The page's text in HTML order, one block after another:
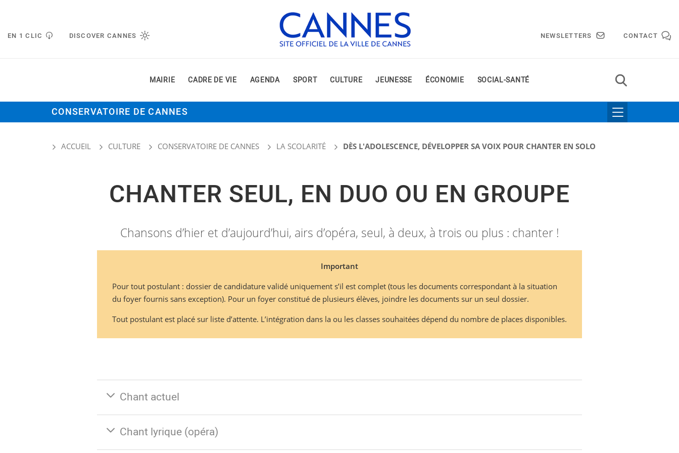
EN 1 CLIC DISCOVER CANNES NEWSLETTERS CONTACT
MAIRIE CADRE DE VIE AGENDA SPORT CULTURE JEUNESSE ÉCONOMIE SOCIAL-SANTÉ
CONSERVATOIRE DE CANNES
ACCUEIL CULTURE CONSERVATOIRE DE CANNES LA SCOLARITÉ DÈS L'ADOLESCENCE, DÉVELOPPER SA VOIX POUR CHANTER EN SOLO
CHANTER SEUL, EN DUO OU EN GROUPE
Chansons d’hier et d’aujourd’hui, airs d’opéra, seul, à deux, à trois ou plus : chanter !
Important
Pour tout postulant : dossier de candidature validé uniquement s’il est complet (tous les documents correspondant à la situation
du foyer fournis sans exception). Pour un foyer constitué de plusieurs élèves, joindre les documents sur un seul dossier.
Tout postulant est placé sur liste d’attente. L’intégration dans la ou les classes souhaitées dépend du nombre de places disponibles.
Chant actuel
Chant lyrique (opéra)